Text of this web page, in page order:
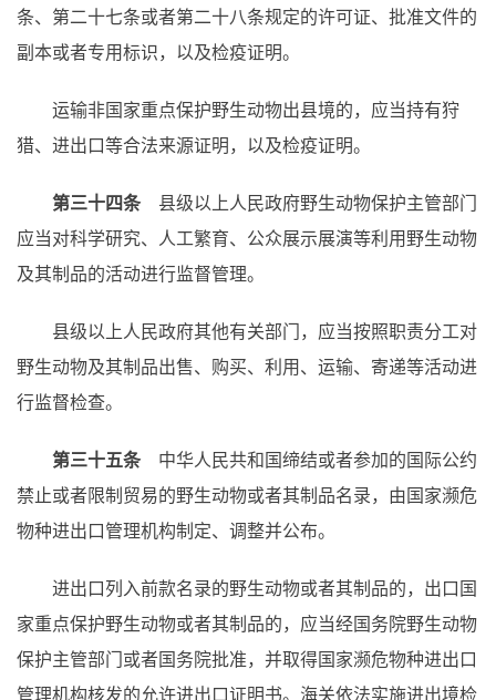
条、第二十七条或者第二十八条规定的许可证、批准文件的
副本或者专用标识，以及检疫证明。
运输非国家重点保护野生动物出县境的，应当持有狩
猎、进出口等合法来源证明，以及检疫证明。
第三十四条 县级以上人民政府野生动物保护主管部门
应当对科学研究、人工繁育、公众展示展演等利用野生动物
及其制品的活动进行监督管理。
县级以上人民政府其他有关部门，应当按照职责分工对
野生动物及其制品出售、购买、利用、运输、寄递等活动进
行监督检查。
第三十五条 中华人民共和国缔结或者参加的国际公约
禁止或者限制贸易的野生动物或者其制品名录，由国家濒危
物种进出口管理机构制定、调整并公布。
进出口列入前款名录的野生动物或者其制品的，出口国
家重点保护野生动物或者其制品的，应当经国务院野生动物
保护主管部门或者国务院批准，并取得国家濒危物种进出口
管理机构核发的允许进出口证明书。海关依法实施进出境检